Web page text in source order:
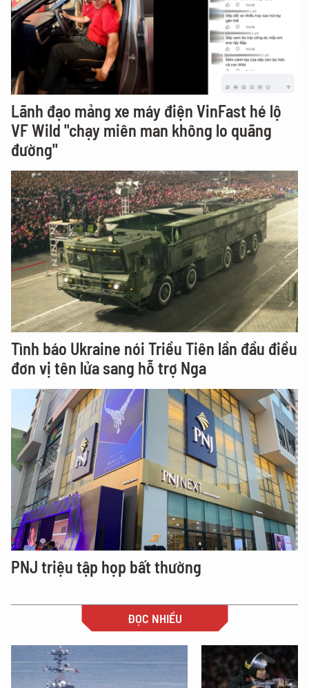
Lãnh đạo mảng xe máy điện VinFast hé lộ
VF Wild "chạy miên man không lo quãng
đường"
Tình báo Ukraine nói Triều Tiên lần đầu điều
đơn vị tên lửa sang hỗ trợ Nga
PNJ triệu tập họp bất thường
ĐỌC NHIỀU